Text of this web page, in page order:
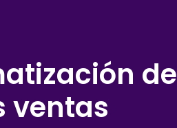
de
ventas